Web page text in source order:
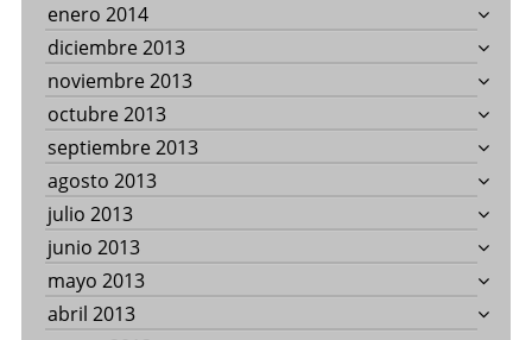
enero 2014
diciembre 2013
noviembre 2013
octubre 2013
septiembre 2013
agosto 2013
julio 2013
junio 2013
mayo 2013
abril 2013